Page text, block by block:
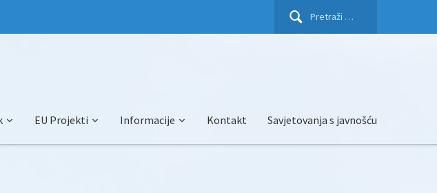
Pretraži:
EU Projekti Informacije Kontakt Savjetovanja s javnošću